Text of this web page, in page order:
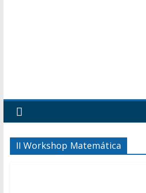
II Workshop Matemática